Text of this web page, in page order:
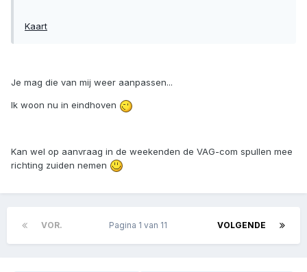
Kaart
Je mag die van mij weer aanpassen...
Ik woon nu in eindhoven
Kan wel op aanvraag in de weekenden de VAG-com spullen mee
richting zuiden nemen
VOR. VOLGENDE
Pagina 1 van 11